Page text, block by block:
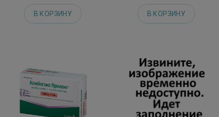
В КОРЗИНУ В КОРЗИНУ